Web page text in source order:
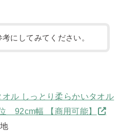
にしてみてください。
オル しっとり柔らかいタオル
92cm幅 【商用可能】